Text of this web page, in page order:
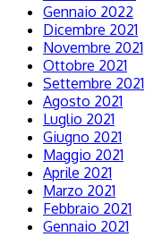
Gennaio 2022
Dicembre 2021
Novembre 2021
Ottobre 2021
Settembre 2021
Agosto 2021
Luglio 2021
Giugno 2021
Maggio 2021
Aprile 2021
Marzo 2021
Febbraio 2021
Gennaio 2021